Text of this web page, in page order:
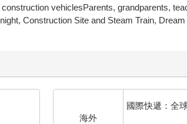
vehiclesParents, grandparents,
Construction Site and Steam Train,
海外
國際快遞：全